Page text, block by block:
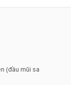
(đầu mũi sa